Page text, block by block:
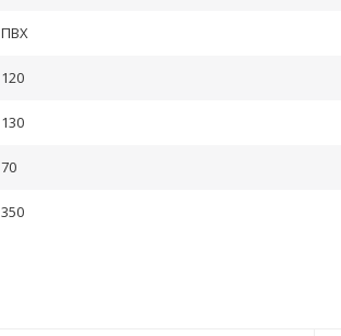
ПВХ
120
130
70
350